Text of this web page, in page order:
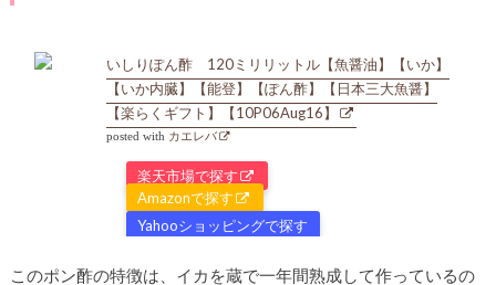
いしりぽん酢 120ミリリットル【魚醤油】【いか】
【いか内臓】【能登】【ぽん酢】【日本三大魚醤】
【楽らくギフト】【10P06Aug16】
posted with カエレバ
楽天市場で探す
Amazonで探す
Yahooショッピングで探す
このポン酢の特徴は、イカを蔵で一年間熟成して作っているの